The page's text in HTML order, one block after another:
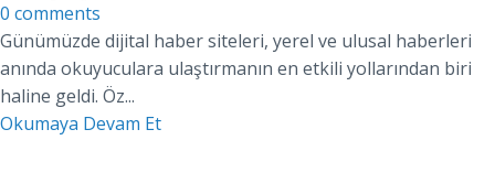
0 comments
Günümüzde dijital haber siteleri, yerel ve ulusal haberleri
anında okuyuculara ulaştırmanın en etkili yollarından biri
haline geldi. Öz...
Okumaya Devam Et